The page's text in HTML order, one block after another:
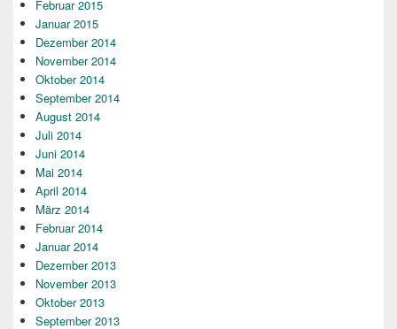
Februar 2015
Januar 2015
Dezember 2014
November 2014
Oktober 2014
September 2014
August 2014
Juli 2014
Juni 2014
Mai 2014
April 2014
März 2014
Februar 2014
Januar 2014
Dezember 2013
November 2013
Oktober 2013
September 2013